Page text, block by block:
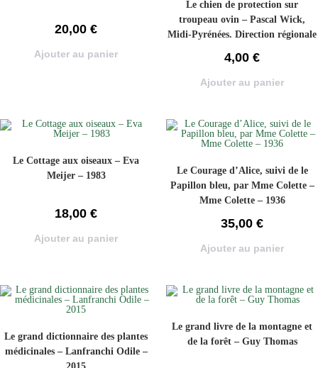
20,00 €
Ajouter au panier
Le chien de protection sur
troupeau ovin – Pascal Wick,
Midi-Pyrénées. Direction régionale
4,00 €
Ajouter au panier
Le Cottage aux oiseaux – Eva
Meijer – 1983
18,00 €
Ajouter au panier
Le Courage d’Alice, suivi de le
Papillon bleu, par Mme Colette –
Mme Colette – 1936
35,00 €
Ajouter au panier
Le grand dictionnaire des plantes
médicinales – Lanfranchi Odile –
Le grand livre de la montagne et
de la forêt – Guy Thomas